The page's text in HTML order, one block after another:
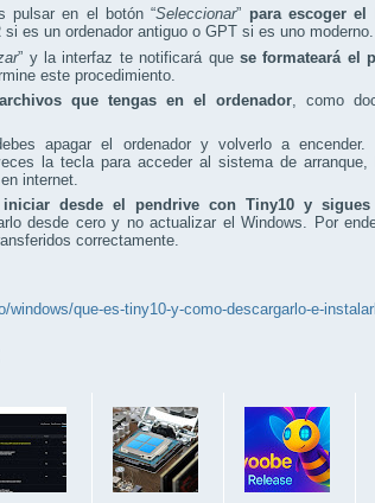
pulsar en el botón “Seleccionar” para escoger el
si es un ordenador antiguo o GPT si es uno moderno.
” y la interfaz te notificará que se formateará el
este procedimiento.
que tengas en el ordenador, como
apagar el ordenador y volverlo a encender.
la tecla para acceder al sistema de
internet.
iniciar desde el pendrive con Tiny10 y
desde cero y no actualizar el Windows. Por
correctamente.
que-es-tiny10-y-como-descargarlo-e-